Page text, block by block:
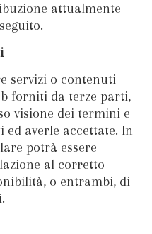
attualmente
servizi o contenuti
forniti da terze parti,
visione dei termini e
averle accettate. In
potrà essere
al corretto
o entrambi, di